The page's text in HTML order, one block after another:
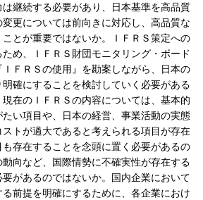
継続する必要があり、日本基準を高品質
更については前向きに対応し、高品質な
とが重要ではないか。ＩＦＲＳ策定への
め、ＩＦＲＳ財団モニタリング・ボード
ＦＲＳの使用』を勘案しながら、日本の
明確にすることを検討していく必要がある
在のＩＦＲＳの内容については、基本的
い項目や、日本の経営、事業活動の実態
トが過大であると考えられる項目が存在
存在することを念頭に置く必要があるの
向など、国際情勢に不確実性が存在する
があるのではないか。国内企業において
る前提を明確にするために、各企業におけ